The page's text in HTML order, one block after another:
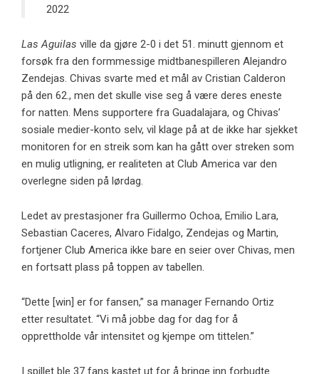
2022
Las Aguilas ville da gjøre 2-0 i det 51. minutt gjennom et
forsøk fra den formmessige midtbanespilleren Alejandro
Zendejas. Chivas svarte med et mål av Cristian Calderon
på den 62., men det skulle vise seg å være deres eneste
for natten. Mens supportere fra Guadalajara, og Chivas’
sosiale medier-konto selv, vil klage på at de ikke har sjekket
monitoren for en streik som kan ha gått over streken som
en mulig utligning, er realiteten at Club America var den
overlegne siden på lørdag.
Ledet av prestasjoner fra Guillermo Ochoa, Emilio Lara,
Sebastian Caceres, Alvaro Fidalgo, Zendejas og Martin,
fortjener Club America ikke bare en seier over Chivas, men
en fortsatt plass på toppen av tabellen.
“Dette [win] er for fansen,” sa manager Fernando Ortiz
etter resultatet. “Vi må jobbe dag for dag for å
opprettholde vår intensitet og kjempe om tittelen.”
I spillet ble 37 fans kastet ut for å bringe inn forbudte